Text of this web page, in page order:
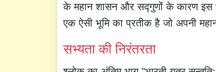
के महान शासन और सद्गुणों के कारण इस
एक ऐसी भूमि का प्रतीक है जो अपनी
सभ्यता की निरंतरता